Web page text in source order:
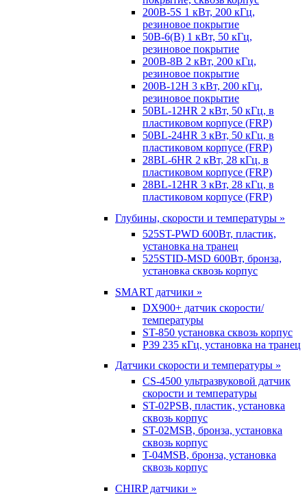
200B-5S 1 кВт, 200 кГц,
резиновое покрытие
50B-6(B) 1 кВт, 50 кГц,
резиновое покрытие
200B-8B 2 кВт, 200 кГц,
резиновое покрытие
200B-12H 3 кВт, 200 кГц,
резиновое покрытие
50BL-12HR 2 кВт, 50 кГц, в
пластиковом корпусе (FRP)
50BL-24HR 3 кВт, 50 кГц, в
пластиковом корпусе (FRP)
28BL-6HR 2 кВт, 28 кГц, в
пластиковом корпусе (FRP)
28BL-12HR 3 кВт, 28 кГц, в
пластиковом корпусе (FRP)
Глубины, скорости и температуры »
525ST-PWD 600Вт, пластик,
установка на транец
525STID-MSD 600Вт, бронза,
установка сквозь корпус
SMART датчики »
DX900+ датчик скорости/
температуры
ST-850 установка сквозь корпус
P39 235 кГц, установка на транец
Датчики скорости и температуры »
CS-4500 ультразвуковой датчик
скорости и температуры
ST-02PSB, пластик, установка
сквозь корпус
ST-02MSB, бронза, установка
сквозь корпус
T-04MSB, бронза, установка
сквозь корпус
CHIRP датчики »